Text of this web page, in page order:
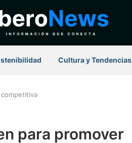
⁠ Cultura y Tendencias
para promover